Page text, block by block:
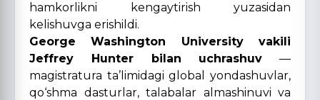
hamkorlikni kengaytirish yuzasidan
kelishuvga erishildi.
George Washington University vakili
Jeffrey Hunter bilan uchrashuv —
magistratura ta’limidagi global yondashuvlar,
qo‘shma dasturlar, talabalar almashinuvi va